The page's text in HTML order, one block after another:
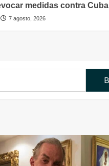
medidas contra Cuba
7 agosto, 2026